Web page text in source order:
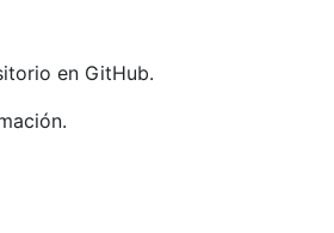
en GitHub.